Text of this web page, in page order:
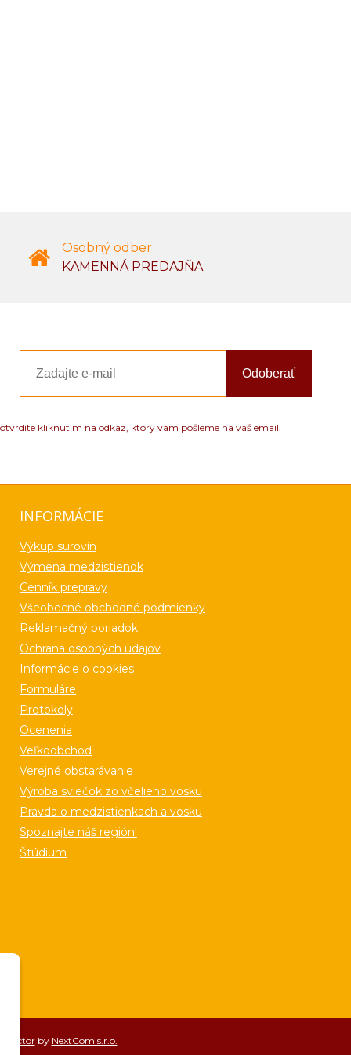
Osobný odber
KAMENNÁ PREDAJŇA
Odoberať
kliknutím na odkaz, ktorý vám pošleme na váš email.
INFORMÁCIE
Výkup surovín
Výmena medzistienok
Cenník prepravy
Všeobecné obchodné podmienky
Reklamačný poriadok
Ochrana osobných údajov
Informácie o cookies
Formuláre
Protokoly
Ocenenia
Veľkoobchod
Verejné obstarávanie
Výroba sviečok zo včelieho vosku
Pravda o medzistienkach a vosku
Spoznajte náš región!
Štúdium
by NextCom s.r.o.